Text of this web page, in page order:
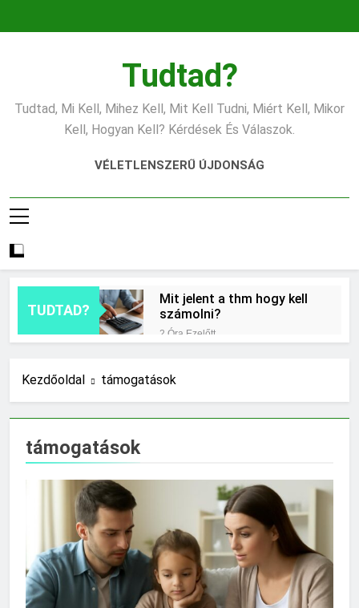
Tudtad?
Tudtad, Mi Kell, Mihez Kell, Mit Kell Tudni, Miért Kell, Mikor
Kell, Hogyan Kell? Kérdések És Válaszok.
VÉLETLENSZERŰ ÚJDONSÁG
TUDTAD?
Mit jelent a thm hogy kell
számolni?
2 Óra Ezelőtt
1 Nap Ezelőtt
Mit jelent a magas
CRP?
2 Nap Ezelőtt
Mikor kell tetőt
cserélni?
2 Nap Ezelőtt
Kezdőoldal támogatások
támogatások